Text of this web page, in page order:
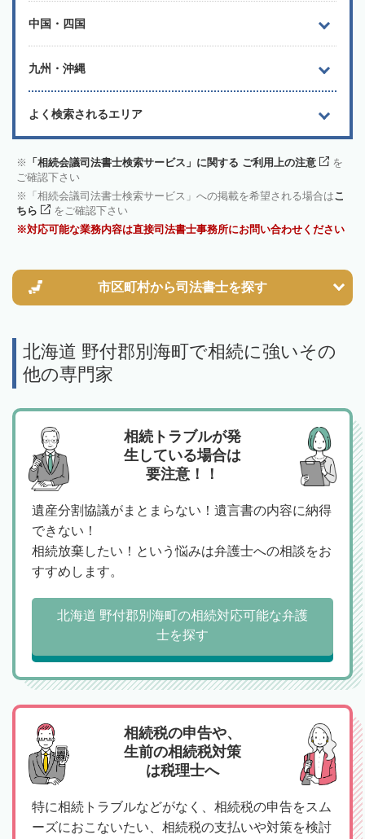
中国・四国
九州・沖縄
よく検索されるエリア
「相続会議司法書士検索サービス」に関する ご利用上の注意
を
ご確認下さい
「相続会議司法書士検索サービス」への掲載を希望される場合はこ
ちら
をご確認下さい
対応可能な業務内容は直接司法書士事務所にお問い合わせください
市区町村から司法書士を探す
北海道 野付郡別海町で相続に強いその
他の専門家
相続トラブルが発
生している場合は
要注意！！
遺産分割協議がまとまらない！遺言書の内容に納得
できない！
相続放棄したい！という悩みは弁護士への相談をお
すすめします。
北海道 野付郡別海町の相続対応可能な弁護
士を探す
相続税の申告や、
生前の相続税対策
は税理士へ
特に相続トラブルなどがなく、相続税の申告をスム
ーズにおこないたい、相続税の支払いや対策を検討